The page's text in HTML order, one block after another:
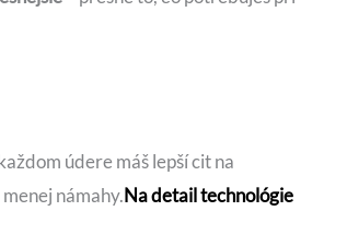
údere máš lepší cit na
námahy.Na detail technológie